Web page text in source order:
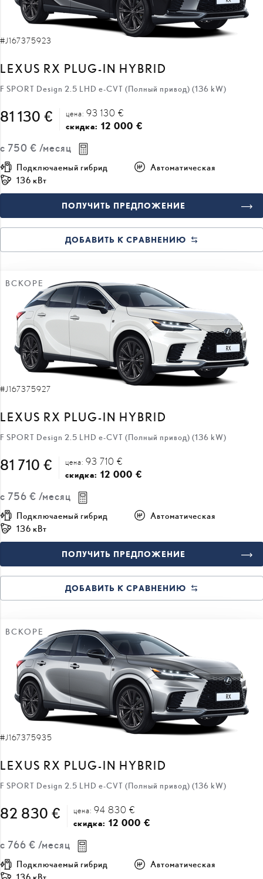
#J167375923
LEXUS RX PLUG-IN HYBRID
F SPORT Design 2.5 LHD e-CVT (Полный привод) (136 kW)
81 130 € цена: 93 130 €
скидка: 12 000 €
с 750 € /месяц
Подключаемый гибрид
Автоматическая
136 кВт
ПОЛУЧИТЬ ПРЕДЛОЖЕНИЕ
ДОБАВИТЬ К СРАВНЕНИЮ
ВСКОРЕ
#J167375927
LEXUS RX PLUG-IN HYBRID
F SPORT Design 2.5 LHD e-CVT (Полный привод) (136 kW)
81 710 € цена: 93 710 €
скидка: 12 000 €
с 756 € /месяц
Подключаемый гибрид
Автоматическая
136 кВт
ПОЛУЧИТЬ ПРЕДЛОЖЕНИЕ
ДОБАВИТЬ К СРАВНЕНИЮ
ВСКОРЕ
#J167375935
LEXUS RX PLUG-IN HYBRID
F SPORT Design 2.5 LHD e-CVT (Полный привод) (136 kW)
82 830 € цена: 94 830 €
скидка: 12 000 €
с 766 € /месяц
Подключаемый гибрид
Автоматическая
136 кВт